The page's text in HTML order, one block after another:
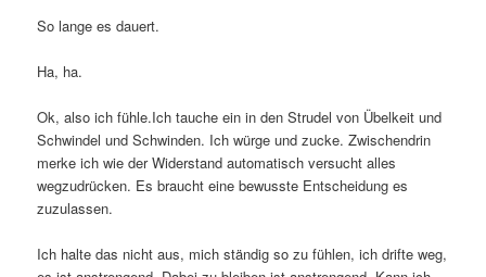
So lange es dauert.
Ha, ha.
Ok, also ich fühle.Ich tauche ein in den Strudel von Übelkeit und
Schwindel und Schwinden. Ich würge und zucke. Zwischendrin
merke ich wie der Widerstand automatisch versucht alles
wegzudrücken. Es braucht eine bewusste Entscheidung es
zuzulassen.
Ich halte das nicht aus, mich ständig so zu fühlen, ich drifte weg,